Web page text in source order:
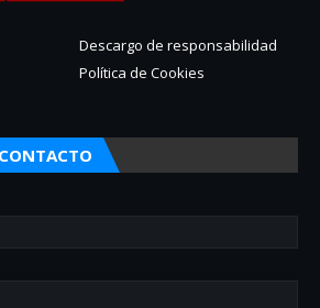
Descargo de responsabilidad
Política de Cookies